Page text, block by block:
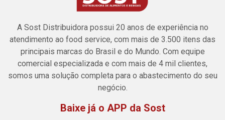
A Sost Distribuidora possui 20 anos de experiência no
atendimento ao food service, com mais de 3.500 itens das
principais marcas do Brasil e do Mundo. Com equipe
comercial especializada e com mais de 4 mil clientes,
somos uma solução completa para o abastecimento do seu
negócio.
Baixe já o APP da Sost